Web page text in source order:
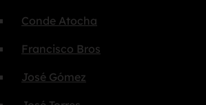
Conde Atocha
Francisco Bros
José Gómez